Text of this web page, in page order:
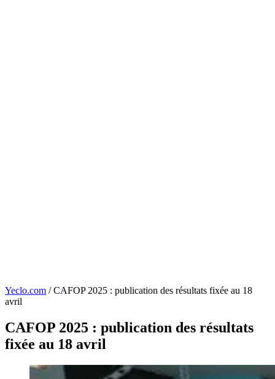
Yeclo.com / CAFOP 2025 : publication des résultats fixée au 18
avril
CAFOP 2025 : publication des résultats
fixée au 18 avril